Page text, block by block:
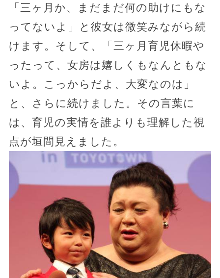
「三ヶ月か、まだまだ何の助けにもな
ってないよ」と彼女は微笑みながら続
けます。そして、「三ヶ月育児休暇や
ったって、女房は嬉しくもなんともな
いよ。こっからだよ、大変なのは」
と、さらに続けました。その言葉に
は、育児の実情を誰よりも理解した視
点が垣間見えました。